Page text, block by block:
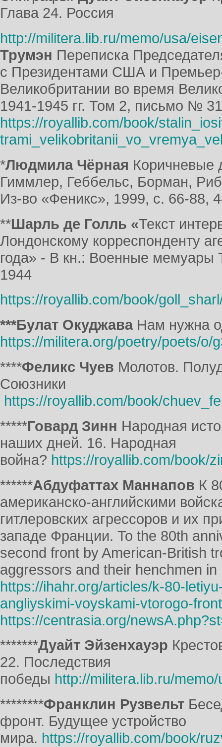
Глава 24. Россия
http://militera.lib.ru/memo/usa/
Трумэн Переписка
с Президентами США и
Великобритании во время
1941-1945 гг. Том 2, письмо №
https://royallib.com/book/
*Людмила Чёрная Коричневые
Гиммлер, Геббельс, Борман,
Из-во «Феникс», 1999, с. 66-88,
**Шарль де Голль «Текст
Лондонскому корреспонденту
года» - В кн.: Военные мемуары
1944
https://royallib.com/book/
***Булат Окуджава Нам нужна
https://militera.org/poetry/poets/o/
****Феликс Чуев Молотов.
Союзники
https://royallib.com/book/
*****Говард Зинн Народная
наших дней. 16. Народная
война? https://royallib.com/book/
******Абдуфаттах Маннапов К
американско-английскими
гитлеровских агрессоров и их
западе Франции. To the 80th
second front by American-British
aggressors and their henchmen
https://ihahr.org/articles/k-80-
angliyskimi-voyskami-vtorogo-
https://centrasia.org/
*******Дуайт Эйзенхауэр
22. Последствия
победы http://militera.lib.ru/
********Франклин Рузвельт
фронт. Будущее устройство
мира. https://royallib.com/book/